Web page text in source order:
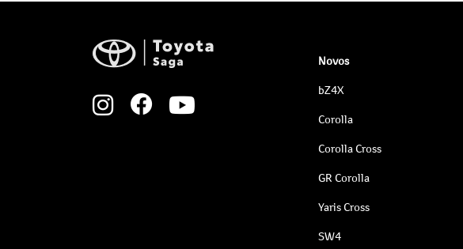
Novos
bZ4X
Corolla
Corolla Cross
GR Corolla
Yaris Cross
SW4